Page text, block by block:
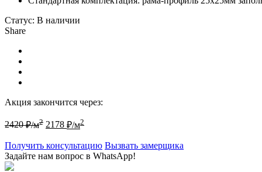
Статус: В наличии
Share
Акция закончится через:
2420₽/м2 2178 ₽/м2
Получить консультацию Вызвать замерщика
Задайте нам вопрос в WhatsApp!